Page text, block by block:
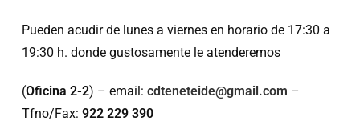
Pueden acudir de lunes a viernes en horario de 17:30 a
19:30 h. donde gustosamente le atenderemos
(Oficina 2-2) – email:cdteneteide@gmail.com –
Tfno/Fax:922 229 390